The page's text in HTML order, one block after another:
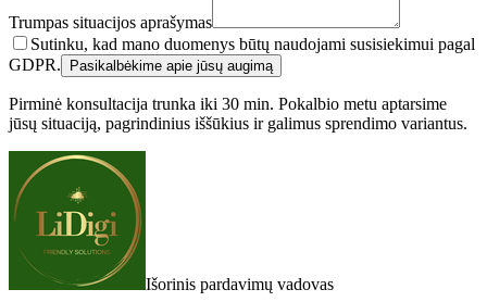
Trumpas situacijos aprašymas
Sutinku, kad mano duomenys būtų naudojami susisiekimui pagal
GDPR.
Pasikalbėkime apie jūsų augimą
Pirminė konsultacija trunka iki 30 min. Pokalbio metu aptarsime
jūsų situaciją, pagrindinius iššūkius ir galimus sprendimo variantus.
Išorinis pardavimų vadovas